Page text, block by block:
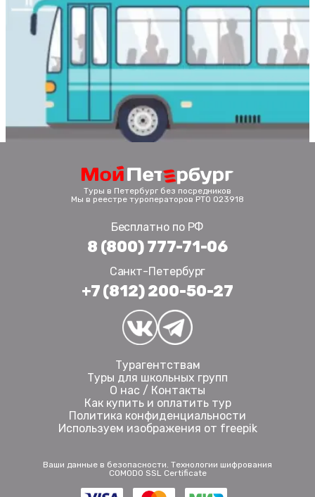
Туры в Петербург без посредников
Мы в реестре туроператоров РТО 023918
Турагентствам
Туры для школьных групп
О нас / Контакты
Как купить и оплатить тур
Политика конфиденциальности
Используем изображения от freepik
Ваши данные в безопасности. Технологии шифрования
COMODO SSL Certificate
Бесплатно по РФ
8 (800) 777-71-06
Санкт-Петербург
+7 (812) 200-50-27